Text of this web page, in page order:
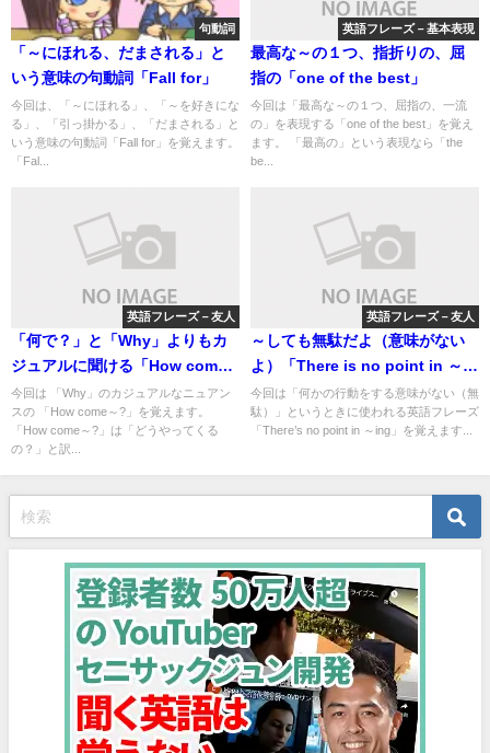
句動詞
「～にほれる、だまされる」と
いう意味の句動詞「Fall for」
今回は、「～にほれる」、「～を好きにな
る」、「引っ掛かる」、「だまされる」と
いう意味の句動詞「Fall for」を覚えます。
「Fal...
英語フレーズ－基本表現
最高な～の１つ、指折りの、屈
指の「one of the best」
今回は「最高な～の１つ、屈指の、一流
の」を表現する「one of the best」を覚え
ます。 「最高の」という表現なら「the
be...
英語フレーズ－友人
「何で？」と「Why」よりもカ
ジュアルに聞ける「How come
～?」
今回は 「Why」のカジュアルなニュアン
スの 「How come～?」を覚えます。
「How come～?」は「どうやってくる
の？」と訳...
英語フレーズ－友人
～しても無駄だよ（意味がない
よ）「There is no point in ～
ing」
今回は「何かの行動をする意味がない（無
駄）」というときに使われる英語フレーズ
「There’s no point in ～ing」を覚えます...